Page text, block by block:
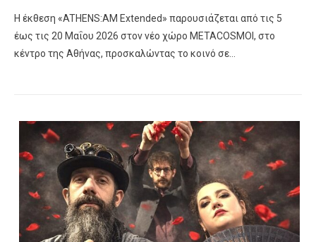
Η έκθεση «ATHENS:AM Extended» παρουσιάζεται από τις 5
έως τις 20 Μαΐου 2026 στον νέο χώρο METACOSMOI, στο
κέντρο της Αθήνας, προσκαλώντας το κοινό σε…